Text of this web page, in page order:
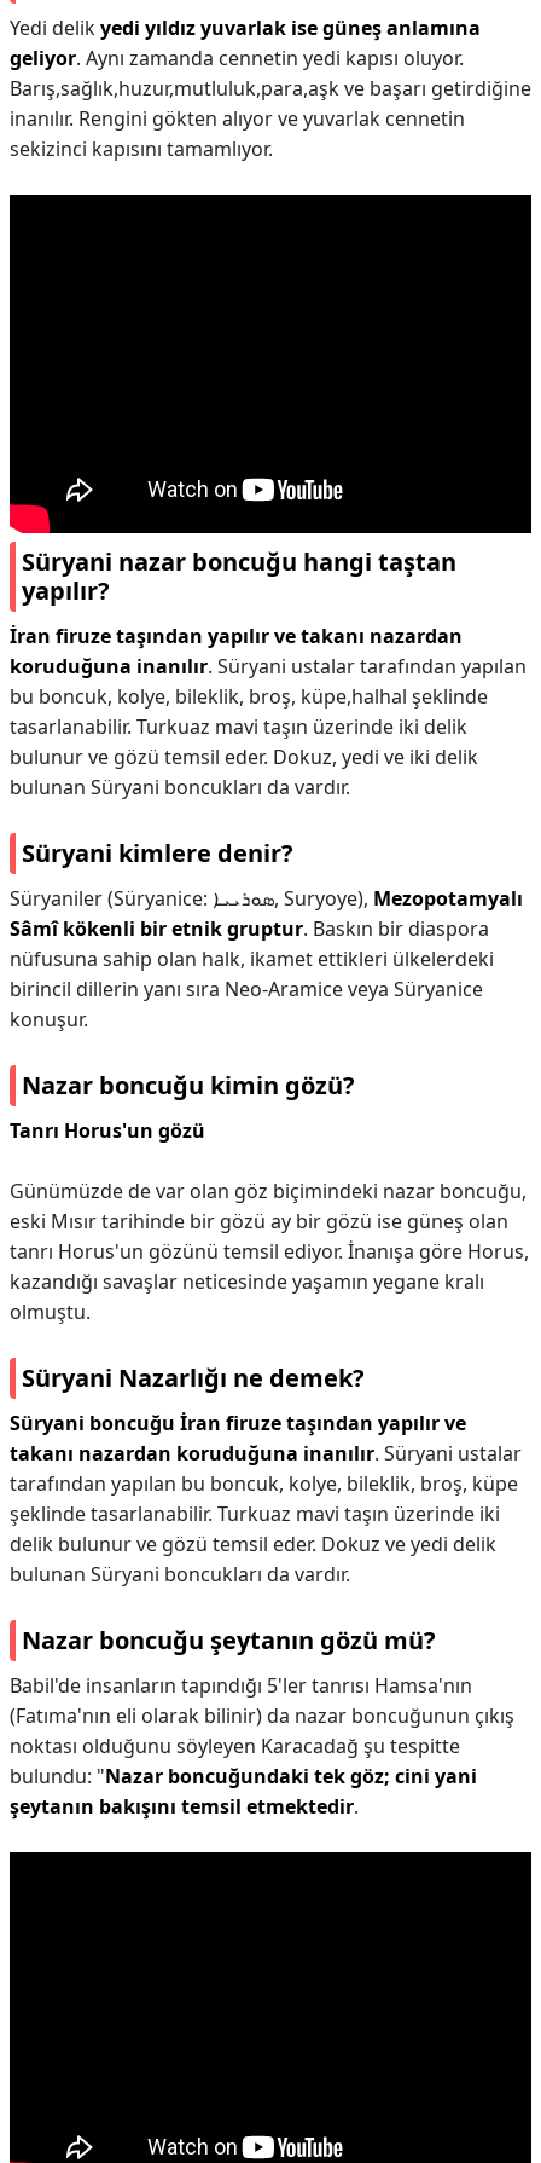
Yedi delikyedi yıldız yuvarlak ise güneş anlamına
geliyor. Aynı zamanda cennetin yedi kapısı oluyor.
Barış,sağlık,huzur,mutluluk,para,aşk ve başarı getirdiğine
inanılır. Rengini gökten alıyor ve yuvarlak cennetin
sekizinci kapısını tamamlıyor.
Süryani nazar boncuğu hangi taştan
yapılır?
İran firuze taşından yapılır ve takanı nazardan
koruduğuna inanılır. Süryani ustalar tarafından yapılan
bu boncuk, kolye, bileklik, broş, küpe,halhal şeklinde
tasarlanabilir. Turkuaz mavi taşın üzerinde iki delik
bulunur ve gözü temsil eder. Dokuz, yedi ve iki delik
bulunan Süryani boncukları da vardır.
Süryani kimlere denir?
Süryaniler (Süryanice: ܣܘܪܝܝܐ, Suryoye), Mezopotamyalı
Sâmî kökenli bir etnik gruptur. Baskın bir diaspora
nüfusuna sahip olan halk, ikamet ettikleri ülkelerdeki
birincil dillerin yanı sıra Neo-Aramice veya Süryanice
konuşur.
Nazar boncuğu kimin gözü?
Tanrı Horus'un gözü
Günümüzde de var olan göz biçimindeki nazar boncuğu,
eski Mısır tarihinde bir gözü ay bir gözü ise güneş olan
tanrı Horus'un gözünü temsil ediyor. İnanışa göre Horus,
kazandığı savaşlar neticesinde yaşamın yegane kralı
olmuştu.
Süryani Nazarlığı ne demek?
Süryani boncuğu İran firuze taşından yapılır ve
takanı nazardan koruduğuna inanılır. Süryani ustalar
tarafından yapılan bu boncuk, kolye, bileklik, broş, küpe
şeklinde tasarlanabilir. Turkuaz mavi taşın üzerinde iki
delik bulunur ve gözü temsil eder. Dokuz ve yedi delik
bulunan Süryani boncukları da vardır.
Nazar boncuğu şeytanın gözü mü?
Babil'de insanların tapındığı 5'ler tanrısı Hamsa'nın
(Fatıma'nın eli olarak bilinir) da nazar boncuğunun çıkış
noktası olduğunu söyleyen Karacadağ şu tespitte
bulundu: "Nazar boncuğundaki tek göz; cini yani
şeytanın bakışını temsil etmektedir.